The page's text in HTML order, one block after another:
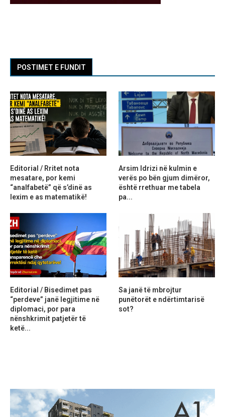
POSTIMET E FUNDIT
Editorial / Rritet nota
mesatare, por kemi
“analfabetë” që s’dinë as
lexim e as matematikë!
Arsim Idrizi në kulmin e
verës po bën gjum dimëror,
është rrethuar me tabela
pa...
Editorial / Bisedimet pas
“perdeve” janë legjitime në
diplomaci, por para
nënshkrimit patjetër të
ketë...
Sa janë të mbrojtur
punëtorët e ndërtimtarisë
sot?